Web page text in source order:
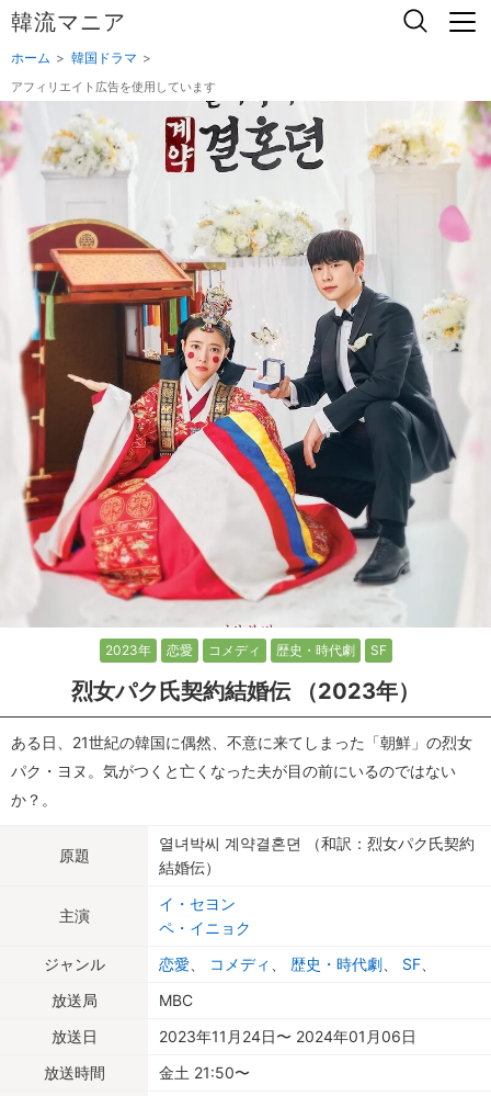
韓流マニア
ホーム 韓国ドラマ
アフィリエイト広告を使用しています
2023年 恋愛 コメディ 歴史・時代劇 SF
烈女パク氏契約結婚伝 （2023年）
ある日、21世紀の韓国に偶然、不意に来てしまった「朝鮮」の烈女
パク・ヨヌ。気がつくと亡くなった夫が目の前にいるのではない
か？。
原題
열녀박씨 계약결혼뎐 （和訳：烈女パク氏契約
結婚伝）
主演
イ・セヨン
ペ・イニョク
ジャンル
恋愛 コメディ 歴史・時代劇 SF
放送局
MBC
放送日
2023年11月24日〜 2024年01月06日
放送時間
金土 21:50〜